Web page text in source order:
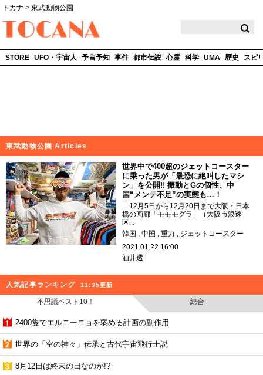
トカナ > 東武動物公園
STORE UFO・宇宙人 予言予知 事件 都市伝説 心霊 科学 UMA 歴史 スピ
東武動物公園 Articles
世界中で400超のジェットコースター
に乗った男が「最恐に絶叫したマシ
ン」を公開!! 振動とGの個性、中
国“メンテ不足”の実態も…！
12月5日から12月20日まで大阪・日本
橋の画廊「モモモグラ」（大阪市浪速
区...
韓国
中国 重力
ジェットコースター
2021.01.22 16:00
酒井透
人気記事ランキング 11:35更新
不思議ベスト10！ 総合
2400隻でエルニーニョを弱める計画の副作用
世界の「空の神々」伝承と古代宇宙飛行士説
8月12日は終末の日なのか!?